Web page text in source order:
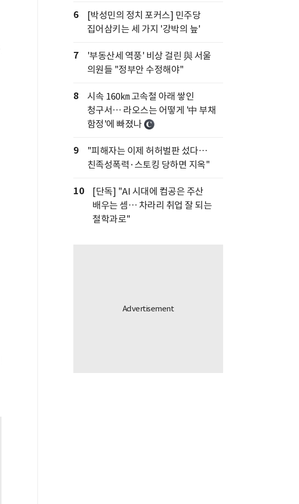
6
[박성민의 정치 포커스] 민주당
집어삼키는 세 가지 '강박의 늪'
7
'부동산세 역풍' 비상 걸린 與 서울
의원들 "정부안 수정해야"
8
시속 160㎞ 고속철 아래 쌓인
청구서… 라오스는 어떻게 '中 부채
함정'에 빠졌나
9
"피해자는 이제 허허벌판 섰다…
친족성폭력·스토킹 당하면 지옥"
10
[단독] "AI 시대에 컴공은 주산
배우는 셈… 차라리 취업 잘 되는
철학과로"